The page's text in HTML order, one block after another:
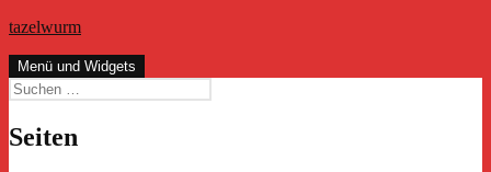
Zum
springen
tazelwurm
Menü und Widgets
Suchen
nach:
Seiten